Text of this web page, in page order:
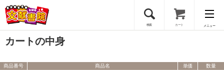
検索 カート メニュー
会員登録
カートの中身
商品番号 商品名 単価 数量